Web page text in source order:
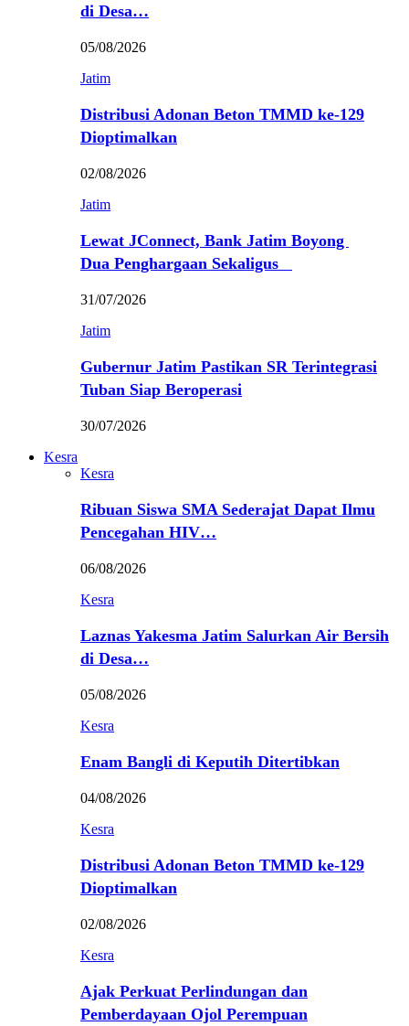
di Desa…
05/08/2026
Jatim
Distribusi Adonan Beton TMMD ke-129
Dioptimalkan
02/08/2026
Jatim
Lewat JConnect, Bank Jatim Boyong
Dua Penghargaan Sekaligus
31/07/2026
Jatim
Gubernur Jatim Pastikan SR Terintegrasi
Tuban Siap Beroperasi
30/07/2026
Kesra
Kesra
Ribuan Siswa SMA Sederajat Dapat Ilmu
Pencegahan HIV…
06/08/2026
Kesra
Laznas Yakesma Jatim Salurkan Air Bersih
di Desa…
05/08/2026
Kesra
Enam Bangli di Keputih Ditertibkan
04/08/2026
Kesra
Distribusi Adonan Beton TMMD ke-129
Dioptimalkan
02/08/2026
Kesra
Ajak Perkuat Perlindungan dan
Pemberdayaan Ojol Perempuan